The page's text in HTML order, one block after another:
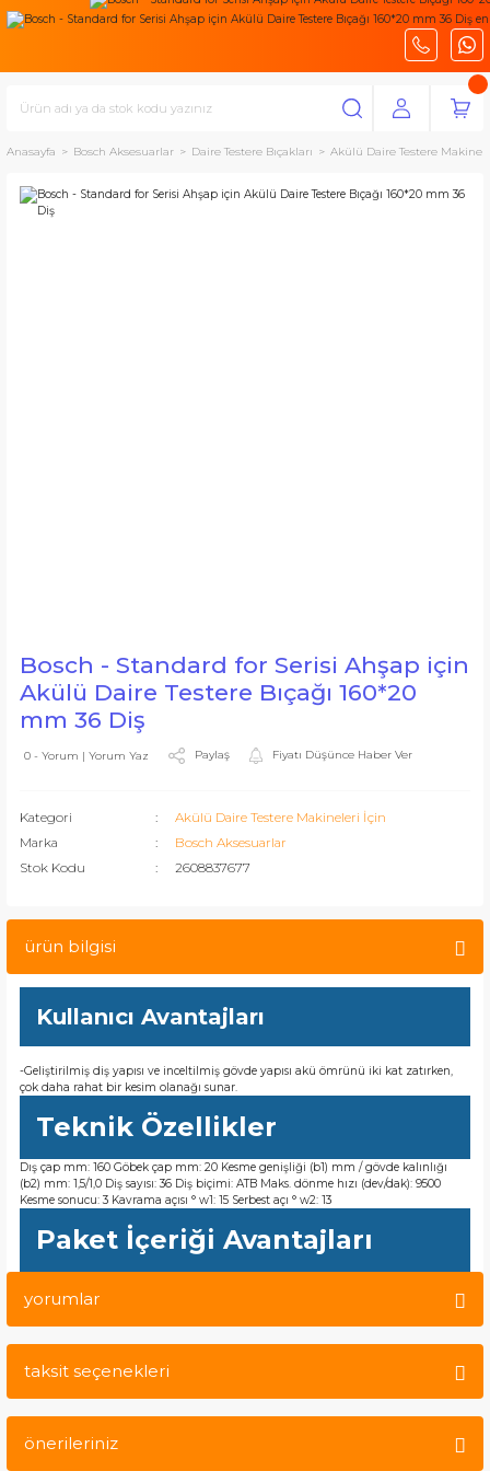
Anasayfa Bosch Aksesuarlar Daire Testere Bıçakları Akülü Daire Testere
Bosch - Standard for Serisi Ahşap için
Akülü Daire Testere Bıçağı 160*20
mm 36 Diş
0 - Yorum | Yorum Yaz Paylaş Fiyatı Düşünce Haber Ver
Kategori
Akülü Daire Testere Makineleri İçin
Marka
Bosch Aksesuarlar
Stok Kodu
2608837677
ürün bilgisi
Kullanıcı Avantajları
-Geliştirilmiş diş yapısı ve inceltilmiş gövde yapısı akü ömrünü iki kat zatırken,
çok daha rahat bir kesim olanağı sunar.
Teknik Özellikler
Dış çap mm: 160 Göbek çap mm: 20 Kesme genişliği (b1) mm / gövde kalınlığı
(b2) mm: 1,5/1,0 Diş sayısı: 36 Diş biçimi: ATB Maks. dönme hızı (dev/dak): 9500
Kesme sonucu: 3 Kavrama açısı ° w1: 15 Serbest açı ° w2: 13
Paket İçeriği Avantajları
yorumlar
taksit seçenekleri
önerileriniz